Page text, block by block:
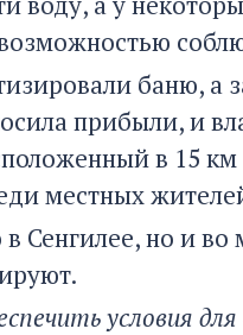
баню, а
прибыли, и
в 15
местных
Сенгилее, но и
условия